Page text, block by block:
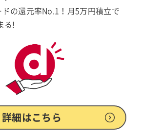
の還元率No.1！月5万円積立で
る!
詳細はこちら